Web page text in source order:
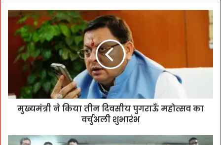
मुख्यमंत्री ने किया तीन दिवसीय पुगराऊँ महोत्सव का
वर्चुअली शुभारंभ